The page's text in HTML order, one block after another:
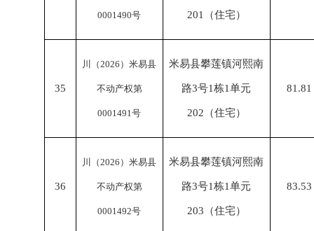
0001490号 201（住宅）
35
川（2026）米易县
不动产权第
0001491号
米易县攀莲镇河熙南
路3号1栋1单元
202（住宅）
81.81
36
川（2026）米易县
不动产权第
0001492号
米易县攀莲镇河熙南
路3号1栋1单元
203（住宅）
83.53